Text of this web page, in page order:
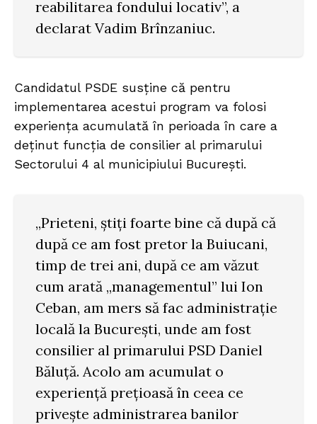
reabilitarea fondului locativ”, a
declarat Vadim Brînzaniuc.
Candidatul PSDE susține că pentru
implementarea acestui program va folosi
experiența acumulată în perioada în care a
deținut funcția de consilier al primarului
Sectorului 4 al municipiului București.
„Prieteni, știți foarte bine că după că
după ce am fost pretor la Buiucani,
timp de trei ani, după ce am văzut
cum arată „managementul” lui Ion
Ceban, am mers să fac administrație
locală la București, unde am fost
consilier al primarului PSD Daniel
Băluță. Acolo am acumulat o
experiență prețioasă în ceea ce
privește administrarea banilor